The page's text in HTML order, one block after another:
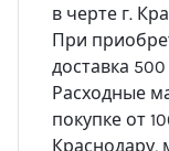
в черте г.
При
доставка
Расходные
покупке от
Краснодару,